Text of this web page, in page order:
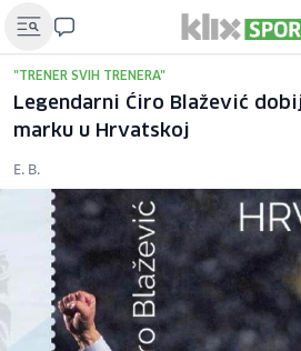
"TRENER SVIH TRENERA"
Legendarni Ćiro Blažević
marku u Hrvatskoj
E. B.